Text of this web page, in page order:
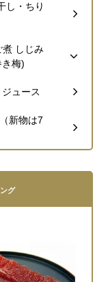
し・ちり
煮 しじみ
梅)
ュース
新物は7
グ